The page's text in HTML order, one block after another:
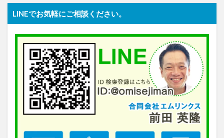
LINEでお気軽にご相談ください。